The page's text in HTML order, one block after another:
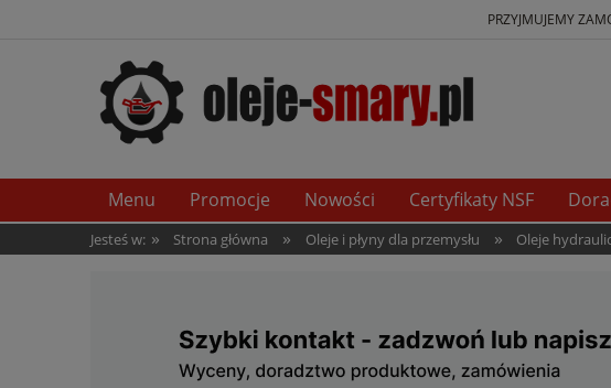
PRZYJMUJEMY
Menu Promocje Nowości Certyfikaty NSF
Jesteś w: » Strona główna » Oleje i płyny dla przemysłu » Oleje